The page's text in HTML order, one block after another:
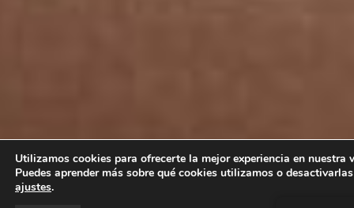
Utilizamos cookies para ofrecerte la mejor experiencia en nuestra
Puedes aprender más sobre qué cookies utilizamos o
ajustes.